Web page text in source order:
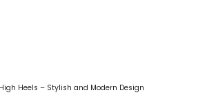
Heels – Stylish and Modern Design